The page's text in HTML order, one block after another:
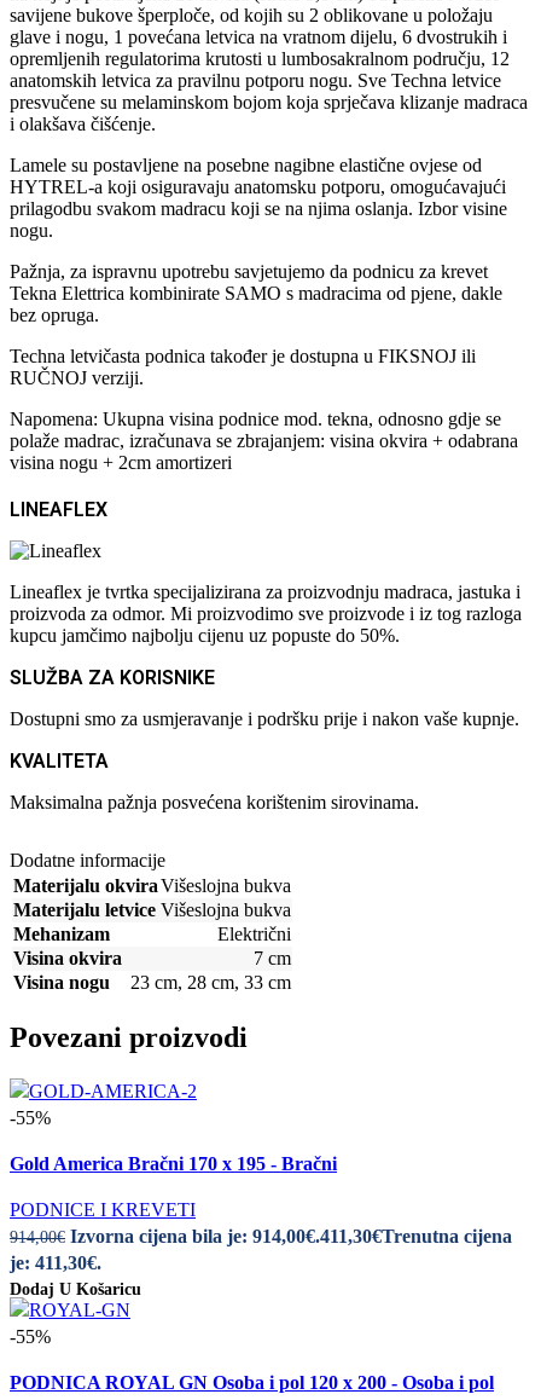
savijene bukove šperploče, od kojih su 2 oblikovane u položaju
glave i nogu, 1 povećana letvica na vratnom dijelu, 6 dvostrukih i
opremljenih regulatorima krutosti u lumbosakralnom području, 12
anatomskih letvica za pravilnu potporu nogu. Sve Techna letvice
presvučene su melaminskom bojom koja sprječava klizanje madraca
i olakšava čišćenje.
Lamele su postavljene na posebne nagibne elastične ovjese od
HYTREL-a koji osiguravaju anatomsku potporu, omogućavajući
prilagodbu svakom madracu koji se na njima oslanja. Izbor visine
nogu.
Pažnja, za ispravnu upotrebu savjetujemo da podnicu za krevet
Tekna Elettrica kombinirate SAMO s madracima od pjene, dakle
bez opruga.
Techna letvičasta podnica također je dostupna u FIKSNOJ ili
RUČNOJ verziji.
Napomena: Ukupna visina podnice mod. tekna, odnosno gdje se
polaže madrac, izračunava se zbrajanjem: visina okvira + odabrana
visina nogu + 2cm amortizeri
LINEAFLEX
Lineaflex je tvrtka specijalizirana za proizvodnju madraca, jastuka i
proizvoda za odmor. Mi proizvodimo sve proizvode i iz tog razloga
kupcu jamčimo najbolju cijenu uz popuste do 50%.
SLUŽBA ZA KORISNIKE
Dostupni smo za usmjeravanje i podršku prije i nakon vaše kupnje.
KVALITETA
Maksimalna pažnja posvećena korištenim sirovinama.
Dodatne informacije
Materijalu okviraVišeslojna bukva
Materijalu letvice Višeslojna bukva
Mehanizam
Električni
Visina okvira
7 cm
Visina nogu
23 cm, 28 cm, 33 cm
Povezani proizvodi
-55%
Gold America Bračni 170 x 195 - Bračni
PODNICE I KREVETI
914,00€ Izvorna cijena bila je: 914,00€.411,30€Trenutna cijena
je: 411,30€.
Dodaj U Košaricu
-55%
PODNICA ROYAL GN Osoba i pol 120 x 200 - Osoba i pol